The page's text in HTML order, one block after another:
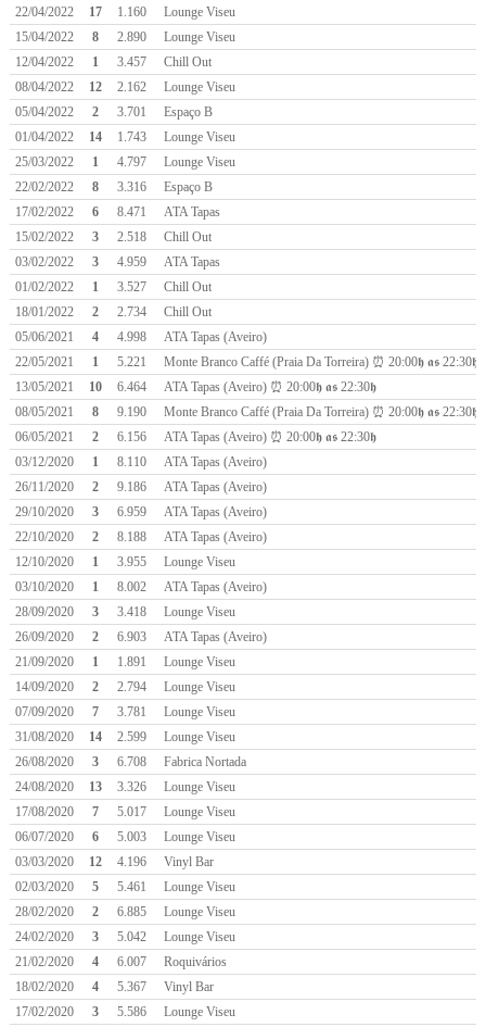
22/04/2022
17 1.160
Lounge Viseu
15/04/2022
8 2.890
Lounge Viseu
12/04/2022
1 3.457
Chill Out
08/04/2022
12 2.162
Lounge Viseu
05/04/2022
2 3.701
Espaço B
01/04/2022
14 1.743
Lounge Viseu
25/03/2022
1 4.797
Lounge Viseu
22/02/2022
8 3.316
Espaço B
17/02/2022
6 8.471
ATA Tapas
15/02/2022
3 2.518
Chill Out
03/02/2022
3 4.959
ATA Tapas
01/02/2022
1 3.527
Chill Out
18/01/2022
2 2.734
Chill Out
05/06/2021
4 4.998
ATA Tapas (Aveiro)
22/05/2021
1 5.221
Monte Branco Caffé (Praia Da Torreira) ⏰ 20:00𝖍 𝖆𝖘 22:30𝖍
13/05/2021
10 6.464
ATA Tapas (Aveiro) ⏰ 20:00𝖍 𝖆𝖘 22:30𝖍
08/05/2021
8 9.190
Monte Branco Caffé (Praia Da Torreira) ⏰ 20:00𝖍 𝖆𝖘 22:30𝖍
06/05/2021
2 6.156
ATA Tapas (Aveiro) ⏰ 20:00𝖍 𝖆𝖘 22:30𝖍
03/12/2020
1 8.110
ATA Tapas (Aveiro)
26/11/2020
2 9.186
ATA Tapas (Aveiro)
29/10/2020
3 6.959
ATA Tapas (Aveiro)
22/10/2020
2 8.188
ATA Tapas (Aveiro)
12/10/2020
1 3.955
Lounge Viseu
03/10/2020
1 8.002
ATA Tapas (Aveiro)
28/09/2020
3 3.418
Lounge Viseu
26/09/2020
2 6.903
ATA Tapas (Aveiro)
21/09/2020
1 1.891
Lounge Viseu
14/09/2020
2 2.794
Lounge Viseu
07/09/2020
7 3.781
Lounge Viseu
31/08/2020
14 2.599
Lounge Viseu
26/08/2020
3 6.708
Fabrica Nortada
24/08/2020
13 3.326
Lounge Viseu
17/08/2020
7 5.017
Lounge Viseu
06/07/2020
6 5.003
Lounge Viseu
03/03/2020
12 4.196
Vinyl Bar
02/03/2020
5 5.461
Lounge Viseu
28/02/2020
2 6.885
Lounge Viseu
24/02/2020
3 5.042
Lounge Viseu
21/02/2020
4 6.007
Roquivários
18/02/2020
4 5.367
Vinyl Bar
17/02/2020
3 5.586
Lounge Viseu